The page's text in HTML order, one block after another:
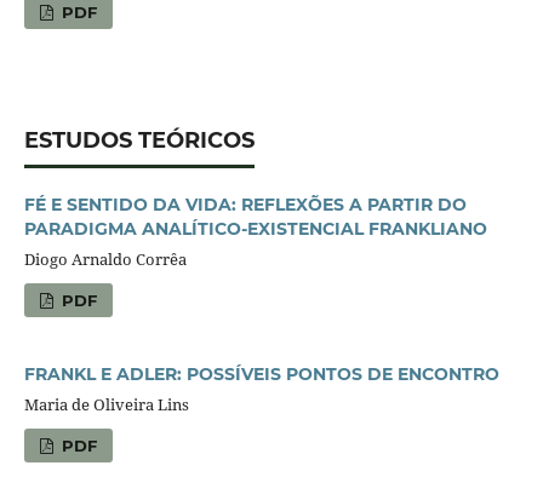
PDF
ESTUDOS TEÓRICOS
FÉ E SENTIDO DA VIDA: REFLEXÕES A PARTIR DO
PARADIGMA ANALÍTICO-EXISTENCIAL FRANKLIANO
Diogo Arnaldo Corrêa
PDF
FRANKL E ADLER: POSSÍVEIS PONTOS DE ENCONTRO
Maria de Oliveira Lins
PDF